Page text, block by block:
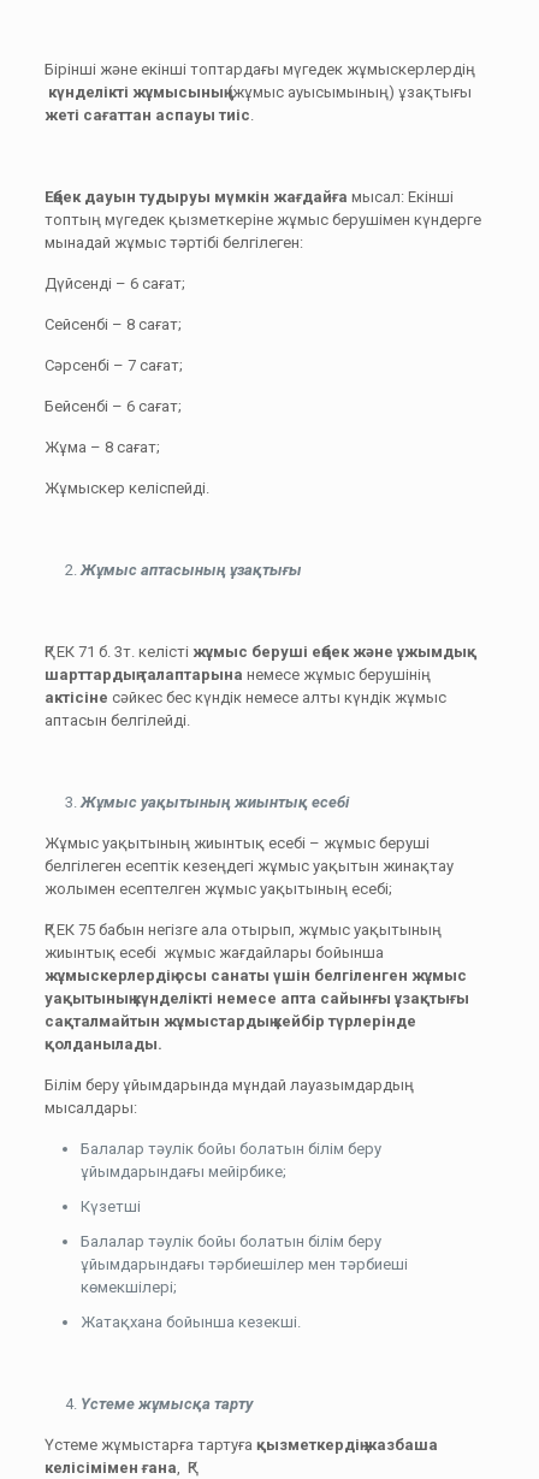
Бірінші және екінші топтардағы мүгедек жұмыскерлердің
күнделікті жұмысының(жұмыс ауысымының) ұзақтығы
жеті сағаттан аспауы тиіс.
Еңбек дауын тудыруы мүмкін жағдайға мысал: Екінші
топтың мүгедек қызметкеріне жұмыс берушімен күндерге
мынадай жұмыс тәртібі белгілеген:
Дүйсенді – 6 сағат;
Сейсенбі – 8 сағат;
Сәрсенбі – 7 сағат;
Бейсенбі – 6 сағат;
Жұма – 8 сағат;
Жұмыскер келіспейді.
Жұмыс аптасының ұзақтығы
ҚР ЕК 71 б. 3т. келісті жұмыс беруші еңбек және ұжымдық
шарттардың талаптарына немесе жұмыс берушінің
актісіне сәйкес бес күндік немесе алты күндік жұмыс
аптасын белгілейді.
Жұмыс уақытының жиынтық есебі
Жұмыс уақытының жиынтық есебі – жұмыс беруші
белгілеген есептік кезеңдегі жұмыс уақытын жинақтау
жолымен есептелген жұмыс уақытының есебі;
ҚР ЕК 75 бабын негізге ала отырып, жұмыс уақытының
жиынтық есебі жұмыс жағдайлары бойынша
жұмыскерлердің осы санаты үшін белгіленген жұмыс
уақытының күнделікті немесе апта сайынғы ұзақтығы
сақталмайтын жұмыстардың кейбір түрлерінде
қолданылады.
Білім беру ұйымдарында мұндай лауазымдардың
мысалдары:
Балалар тәулік бойы болатын білім беру
ұйымдарындағы мейірбике;
Күзетші
Балалар тәулік бойы болатын білім беру
ұйымдарындағы тәрбиешілер мен тәрбиеші
көмекшілері;
Жатақхана бойынша кезекші.
Үстеме жұмысқа тарту
Үстеме жұмыстарға тартуға қызметкердің жазбаша
келісімімен ғана, ҚР